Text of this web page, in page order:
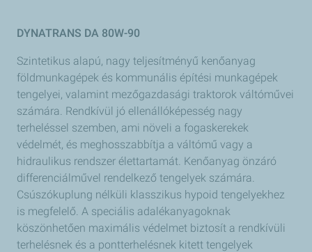
DYNATRANS DA 80W-90
Szintetikus alapú, nagy teljesítményű kenőanyag
földmunkagépek és kommunális építési munkagépek
tengelyei, valamint mezőgazdasági traktorok váltóművei
számára. Rendkívül jó ellenállóképesség nagy
terheléssel szemben, ami növeli a fogaskerekek
védelmét, és meghosszabbítja a váltómű vagy a
hidraulikus rendszer élettartamát. Kenőanyag önzáró
differenciálművel rendelkező tengelyek számára.
Csúszókuplung nélküli klasszikus hypoid tengelyekhez
is megfelelő. A speciális adalékanyagoknak
köszönhetően maximális védelmet biztosít a rendkívüli
terhelésnek és a pontterhelésnek kitett tengelyek